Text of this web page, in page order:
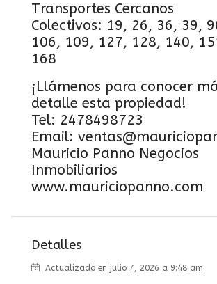
Transportes Cercanos
Colectivos: 19, 26, 36, 39,
106, 109, 127, 128, 140,
168
¡Llámenos para conocer
detalle esta propiedad!
Tel: 2478498723
Email:
Mauricio Panno Negocios
Inmobiliarios
www.mauriciopanno.com
Detalles
Actualizado en julio 7, 2026 a 9:48 am